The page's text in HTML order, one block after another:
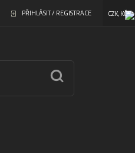
PŘIHLÁSIT / REGISTRACE CZK, KČ